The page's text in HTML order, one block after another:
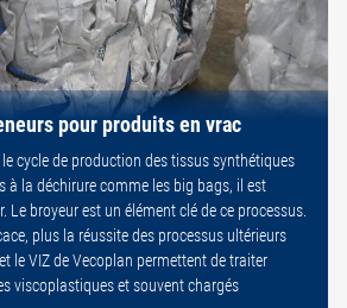
pour produits en vrac
cycle de production des tissus synthétiques
à la déchirure comme les big bags, il est
Le broyeur est un élément clé de ce processus.
plus la réussite des processus ultérieurs
le VIZ de Vecoplan permettent de traiter
viscoplastiques et souvent chargés